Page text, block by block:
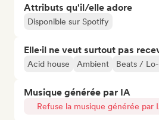
Attributs qu'il/elle adore
Disponible sur Spotify
Elle·il ne veut surtout pas
Acid house Ambient Beats /
Musique générée par IA
Refuse la musique générée par